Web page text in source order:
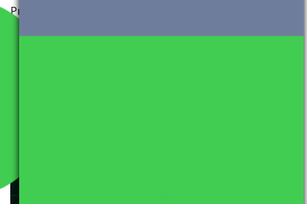
Programowanie obiektowe